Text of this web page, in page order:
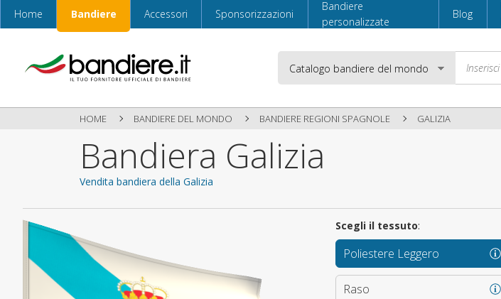
Home Bandiere Accessori Sponsorizzazioni
Bandiere
personalizzate
Blog
HOME BANDIERE DEL MONDO BANDIERE REGIONI SPAGNOLE GALIZIA
Bandiera Galizia
Vendita bandiera della Galizia
Scegli il tessuto:
Poliestere Leggero
Raso